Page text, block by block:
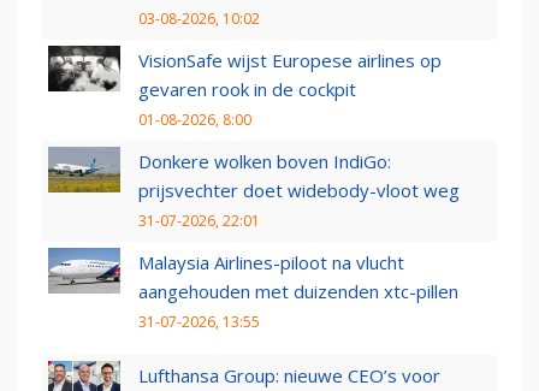
03-08-2026, 10:02
VisionSafe wijst Europese airlines op
gevaren rook in de cockpit
01-08-2026, 8:00
Donkere wolken boven IndiGo:
prijsvechter doet widebody-vloot weg
31-07-2026, 22:01
Malaysia Airlines-piloot na vlucht
aangehouden met duizenden xtc-pillen
31-07-2026, 13:55
Lufthansa Group: nieuwe CEO’s voor